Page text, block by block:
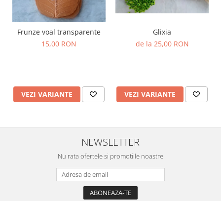
Frunze voal transparente
15,00 RON
VEZI VARIANTE
Glixia
de la 25,00 RON
VEZI VARIANTE
NEWSLETTER
Nu rata ofertele si promotiile noastre